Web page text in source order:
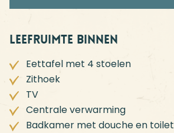
Leefruimte binnen
Eettafel met 4 stoelen
Zithoek
TV
Centrale verwarming
Badkamer met douche en toilet